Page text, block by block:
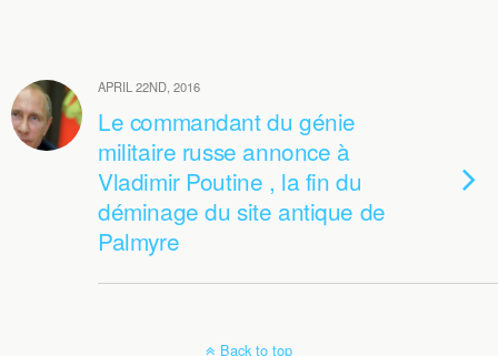
APRIL 22ND, 2016
Le commandant du génie
militaire russe annonce à
Vladimir Poutine , la fin du
déminage du site antique de
Palmyre
Back to top